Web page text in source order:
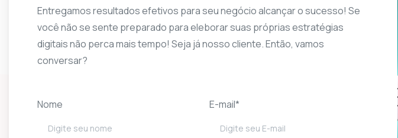
Entregamos resultados efetivos para seu negócio alcançar o sucesso! Se
você não se sente preparado para eleborar suas próprias estratégias
digitais não perca mais tempo! Seja já nosso cliente. Então, vamos
conversar?
Nome E-mail*